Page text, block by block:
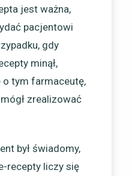
jest ważna,
pacjentowi
gdy
minął,
tym farmaceutę,
zrealizować
był świadomy,
recepty liczy się